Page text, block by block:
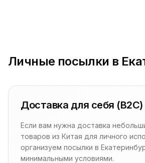
Личные посылки в
Доставка для себя (B2C)
Если вам нужна доставка
товаров из Китая для личного
организуем посылки в
минимальными условиями.